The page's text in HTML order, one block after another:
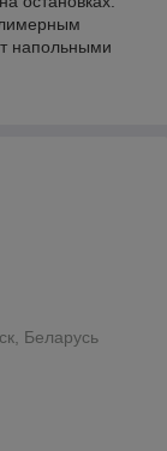
напольными
в грунт.
Беларусь